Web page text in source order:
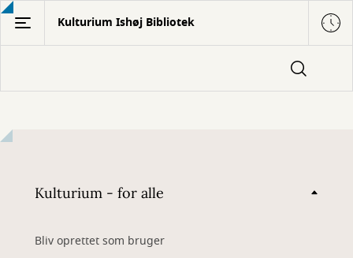
Gå
hovedindhold
Kulturium Ishøj Bibliotek
Kulturium - for alle
Bliv oprettet som bruger